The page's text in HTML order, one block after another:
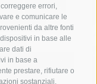
errori,
e comunicare le
da altre fonti
in base alle
dati di
in base a
prestare, rifiutare o
sostanziali.
incidente
lubrense
polizia municipale